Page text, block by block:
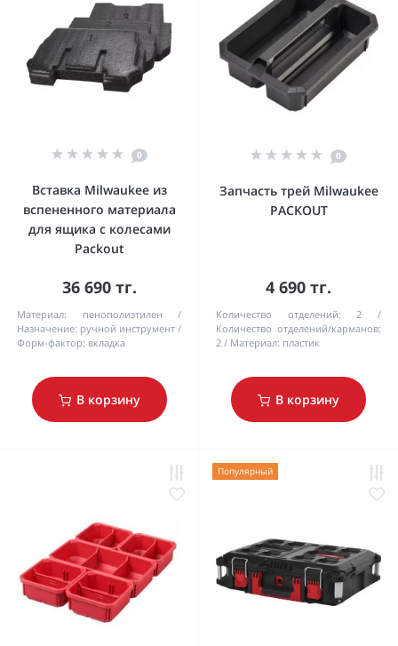
0
Вставка Milwaukee из
вспененного материала
для ящика с колесами
Packout
36 690 тг.
Материал:
пенополиэтилен
Назначение: ручной инструмент
Форм-фактор: вкладка
В корзину
0
Запчасть трей Milwaukee
PACKOUT
4 690 тг.
Количество отделений:
2
Количество отделений/карманов:
2
Материал: пластик
В корзину
Популярный